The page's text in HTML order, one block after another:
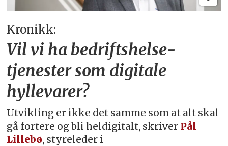
Kronikk:
Vil vi ha bedriftshelse­
tjenester som digitale
hyllevarer?
Utvikling er ikke det samme som at alt skal
gå fortere og bli heldigitalt, skriver Pål
Lillebø, styreleder i